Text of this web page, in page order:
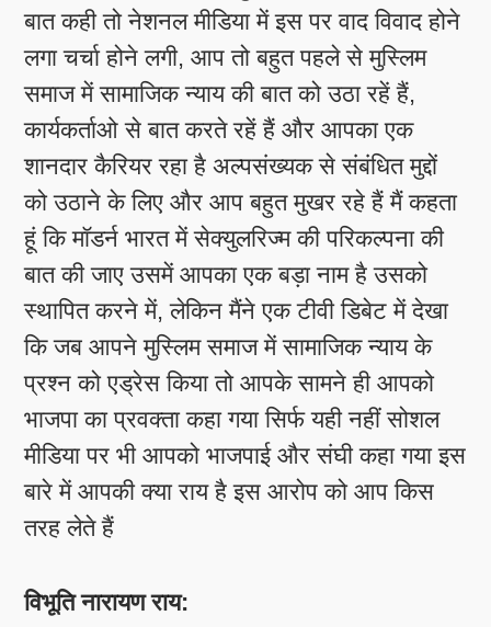
बात कही तो नेशनल मीडिया में इस पर वाद विवाद होने
लगा चर्चा होने लगी, आप तो बहुत पहले से मुस्लिम
समाज में सामाजिक न्याय की बात को उठा रहें हैं,
कार्यकर्ताओ से बात करते रहें हैं और आपका एक
शानदार कैरियर रहा है अल्पसंख्यक से संबंधित मुद्दों
को उठाने के लिए और आप बहुत मुखर रहे हैं मैं कहता
हूं कि मॉडर्न भारत में सेक्युलरिज्म की परिकल्पना की
बात की जाए उसमें आपका एक बड़ा नाम है उसको
स्थापित करने में, लेकिन मैंने एक टीवी डिबेट में देखा
कि जब आपने मुस्लिम समाज में सामाजिक न्याय के
प्रश्न को एड्रेस किया तो आपके सामने ही आपको
भाजपा का प्रवक्ता कहा गया सिर्फ यही नहीं सोशल
मीडिया पर भी आपको भाजपाई और संघी कहा गया इस
बारे में आपकी क्या राय है इस आरोप को आप किस
तरह लेते हैं
विभूति नारायण राय: